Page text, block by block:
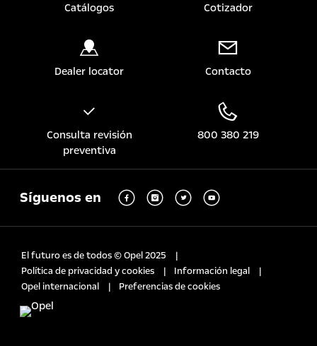
Catálogos Cotizador
Dealer locator Contacto
Consulta revisión
preventiva
800 380 219
Síguenos en
El futuro es de todos © Opel 2025
Política de privacidad y cookies
Información legal
Opel internacional
Preferencias de cookies